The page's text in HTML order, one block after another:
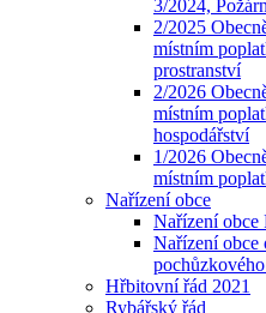
3/2024,
2/2025
místním
prostranství
2/2026
místním
hospodářství
1/2026
místním
Nařízení obce
Nařízení obce
Nařízení obce
Hřbitovní řád 2021
Rybářský řád